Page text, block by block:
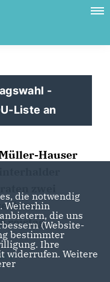
-
Liste an
Hauser
ihrer
die notwendig
Weiterhin
die uns
(Website-
bestimmter
Ihre
widerrufen. Weitere